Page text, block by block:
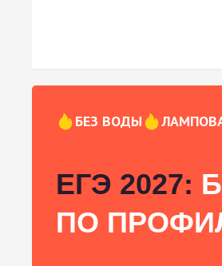
БЕЗ ВОДЫ
ЕГЭ 2027:
ПО